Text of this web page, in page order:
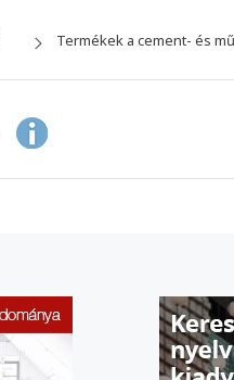
Termékek a cement- és